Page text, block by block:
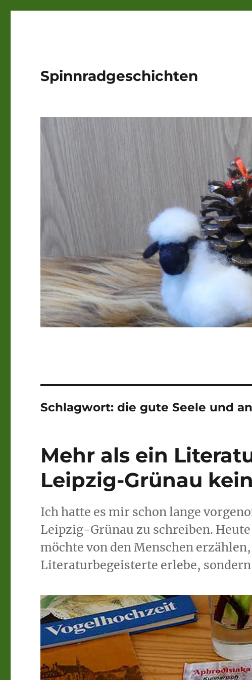
Spinnradgeschichten
Schlagwort:die gute Seele und
Mehr als ein
Leipzig-Grünau
Ich hatte es mir schon lange
Leipzig-Grünau zu schreiben.
möchte von den Menschen
Literaturbegeisterte erlebe, sondern